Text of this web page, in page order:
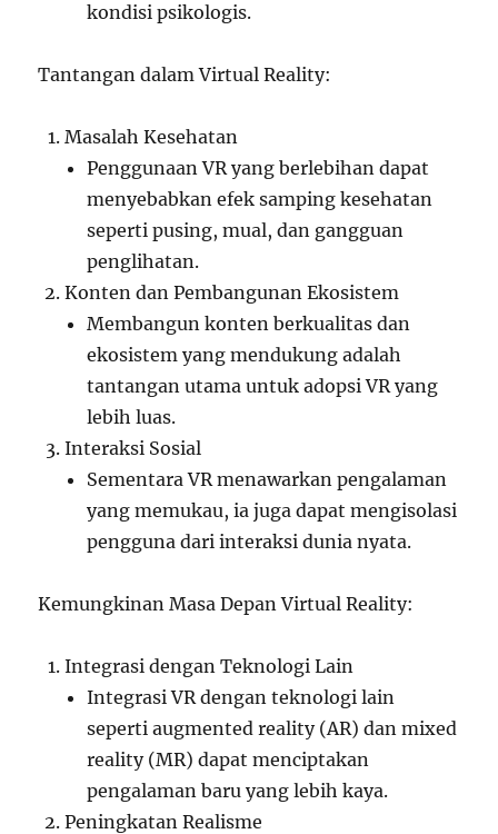
kondisi psikologis.
Tantangan dalam Virtual Reality:
Masalah Kesehatan
Penggunaan VR yang berlebihan dapat
menyebabkan efek samping kesehatan
seperti pusing, mual, dan gangguan
penglihatan.
Konten dan Pembangunan Ekosistem
Membangun konten berkualitas dan
ekosistem yang mendukung adalah
tantangan utama untuk adopsi VR yang
lebih luas.
Interaksi Sosial
Sementara VR menawarkan pengalaman
yang memukau, ia juga dapat mengisolasi
pengguna dari interaksi dunia nyata.
Kemungkinan Masa Depan Virtual Reality:
Integrasi dengan Teknologi Lain
Integrasi VR dengan teknologi lain
seperti augmented reality (AR) dan mixed
reality (MR) dapat menciptakan
pengalaman baru yang lebih kaya.
Peningkatan Realisme